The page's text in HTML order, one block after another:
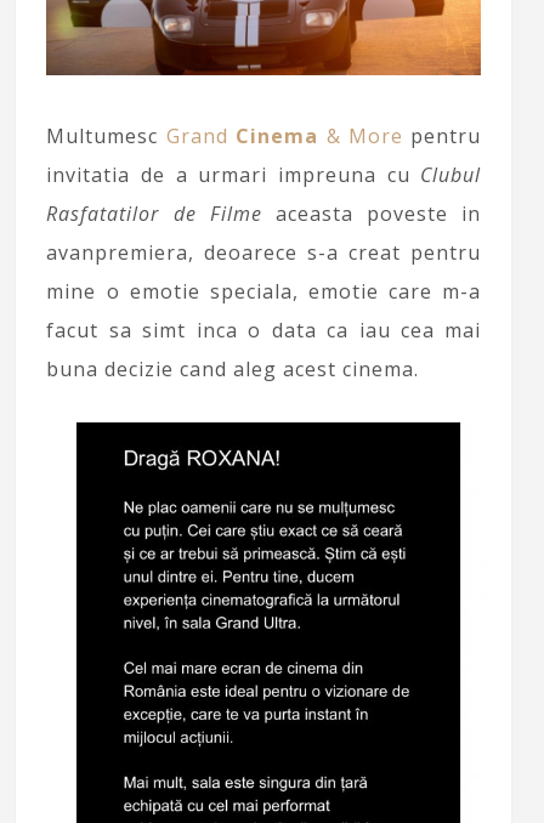
Multumesc Grand Cinema & More pentru
invitatia de a urmari impreuna cu Clubul
Rasfatatilor de Filme aceasta poveste in
avanpremiera, deoarece s-a creat pentru
mine o emotie speciala, emotie care m-a
facut sa simt inca o data ca iau cea mai
buna decizie cand aleg acest cinema.